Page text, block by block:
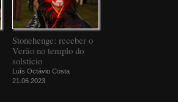
Stonehenge: receber o
Verão no templo do
solstício
Luís Octávio Costa
21.06.2023